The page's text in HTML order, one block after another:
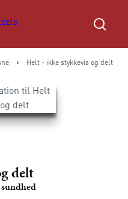
Helt - ikke stykkevis og delt
delt